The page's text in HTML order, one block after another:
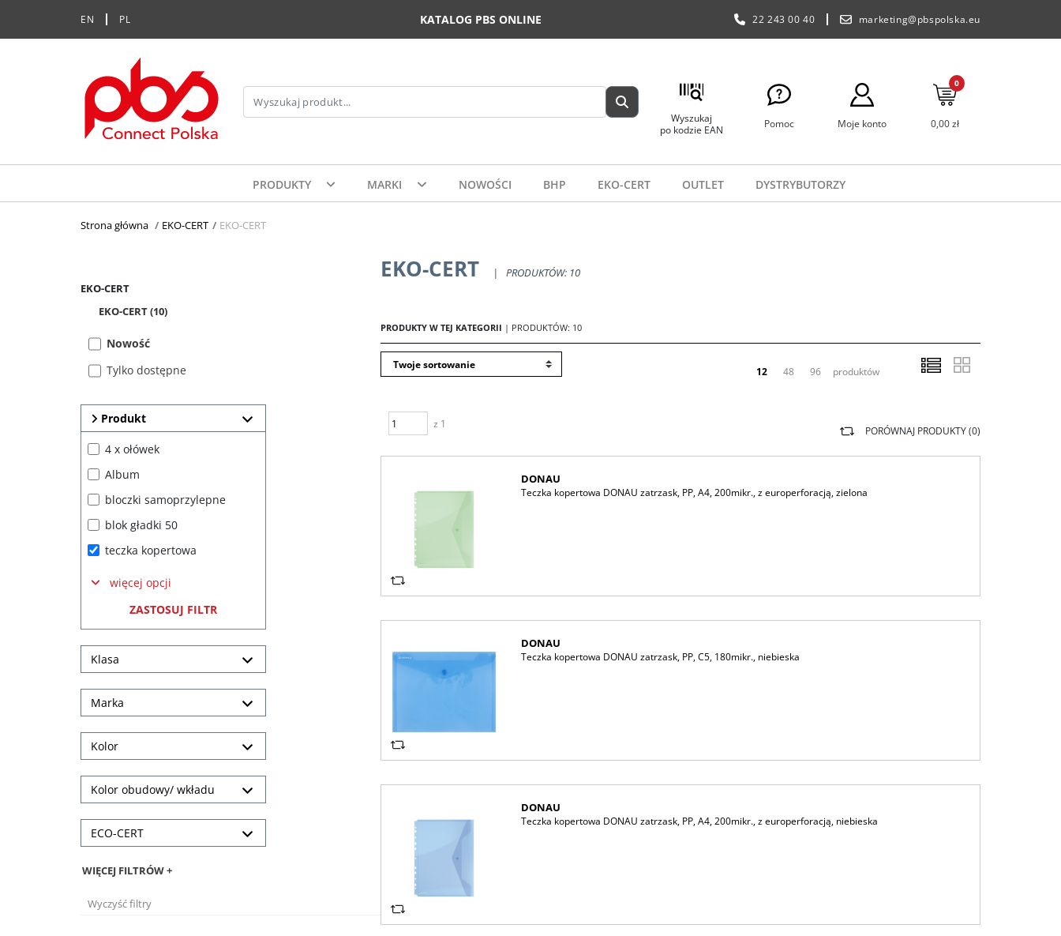
EN PL KATALOG PBS ONLINE 22 243 00 40 marketing@pbspolska.eu
Wyszukaj
po kodzie EAN
Pomoc Moje konto
0
0,00 zł
PRODUKTY MARKI NOWOŚCI BHP EKO-CERT OUTLET DYSTRYBUTORZY
Strona główna> EKO-CERT> EKO-CERT
EKO-CERT
EKO-CERT(10)
Nowość
Tylko dostępne
Klasa
Marka
Kolor
Kolor obudowy/ wkładu
ECO-CERT
Produkt
4 x ołówek
Album
bloczki samoprzylepne
blok gładki 50
teczka kopertowa
więcej opcji
ZASTOSUJ FILTR
WIĘCEJ FILTRÓW +
Wyczyść filtry
EKO-CERT | PRODUKTÓW: 10
PRODUKTY W TEJ KATEGORII | PRODUKTÓW: 10
12 48 96 produktów
z 1
PORÓWNAJ PRODUKTY (0)
DONAU
Teczka kopertowa DONAU zatrzask, PP, A4, 200mikr., z europerforacją, zielona
DONAU
Teczka kopertowa DONAU zatrzask, PP, C5, 180mikr., niebieska
DONAU
Teczka kopertowa DONAU zatrzask, PP, A4, 200mikr., z europerforacją, niebieska